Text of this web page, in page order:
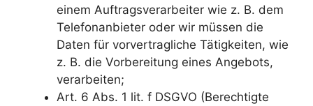
einem Auftragsverarbeiter wie z. B. dem
Telefonanbieter oder wir müssen die
Daten für vorvertragliche Tätigkeiten, wie
z. B. die Vorbereitung eines Angebots,
verarbeiten;
Art. 6 Abs. 1 lit. f DSGVO (Berechtigte